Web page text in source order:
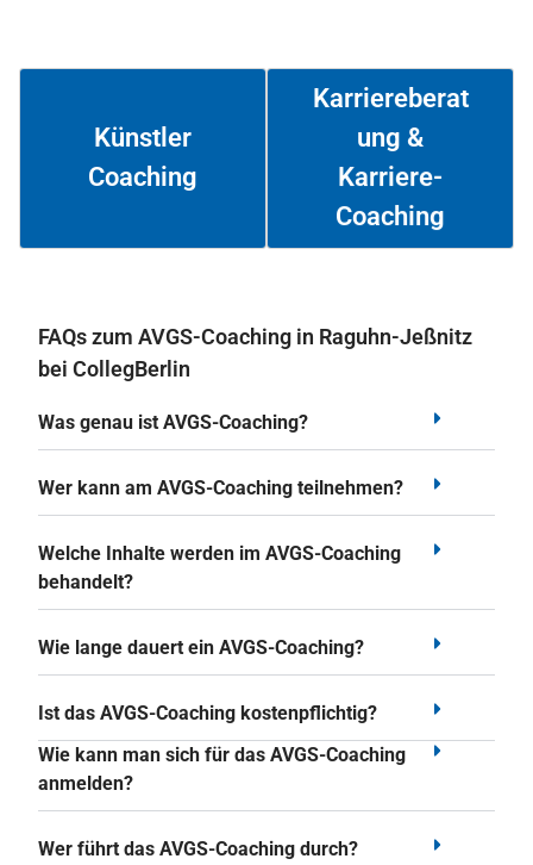
Künstler
Coaching
Weiterlesen
Karriereberat
ung &
Karriere-
Coaching
Weiterlesen
FAQs zum AVGS-Coaching in Raguhn-Jeßnitz
bei CollegBerlin
Was genau ist AVGS-Coaching?
Wer kann am AVGS-Coaching teilnehmen?
Welche Inhalte werden im AVGS-Coaching
behandelt?
Wie lange dauert ein AVGS-Coaching?
Ist das AVGS-Coaching kostenpflichtig?
Wie kann man sich für das AVGS-Coaching
anmelden?
Wer führt das AVGS-Coaching durch?